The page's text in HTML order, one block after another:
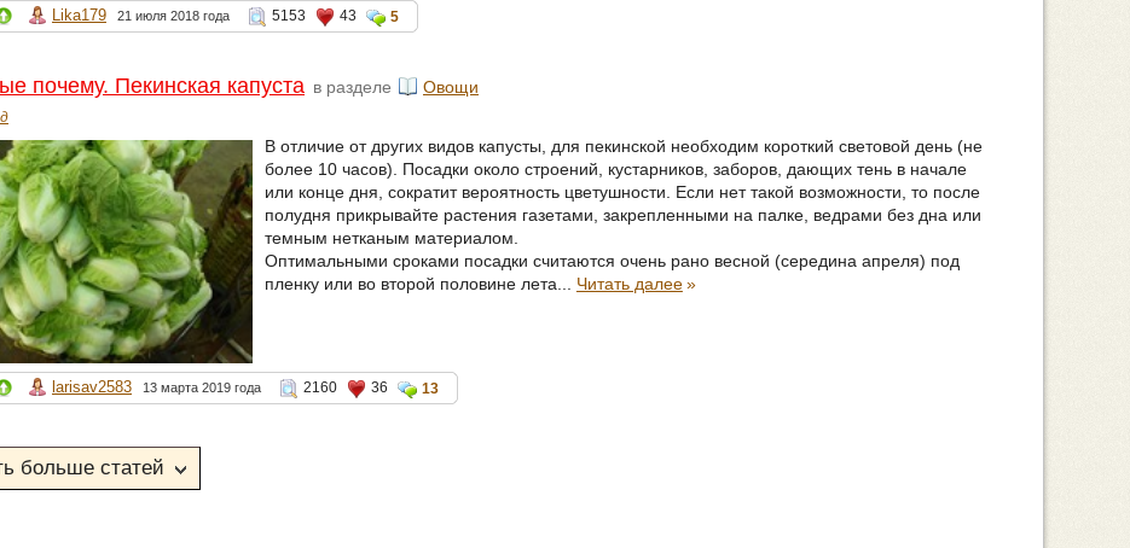
Lika179 21 июля 2018 года 5153 43 5
почему. Пекинская капуста в разделе Овощи
В отличие от других видов капусты, для пекинской необходим короткий световой день (не
более 10 часов). Посадки около строений, кустарников, заборов, дающих тень в начале
или конце дня, сократит вероятность цветушности. Если нет такой возможности, то после
полудня прикрывайте растения газетами, закрепленными на палке, ведрами без дна или
темным нетканым материалом.
Оптимальными сроками посадки считаются очень рано весной (середина апреля) под
пленку или во второй половине лета... Читать далее»
larisav2583 13 марта 2019 года 2160 36 13